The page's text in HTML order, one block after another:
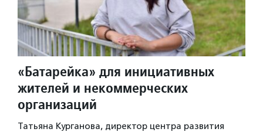
«Батарейка» для инициативных
жителей и некоммерческих
организаций
Татьяна Курганова, директор центра развития